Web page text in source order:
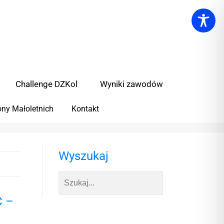
Challenge DZKol Wyniki zawodów
Małoletnich Kontakt
–
Wyszukaj